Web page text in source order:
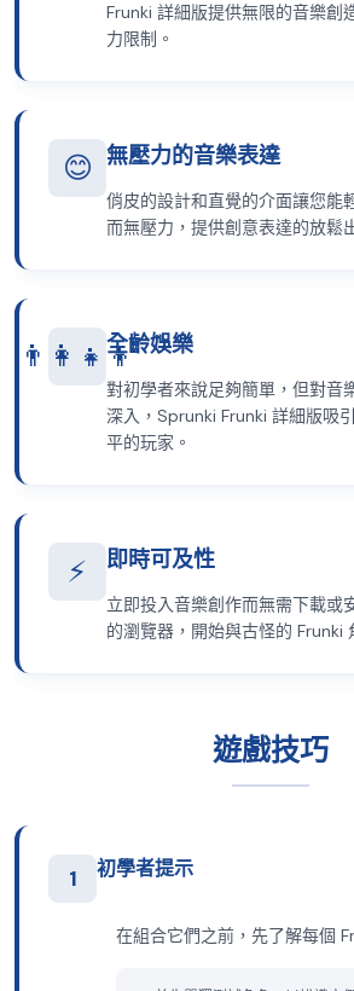
Frunki 詳細版提供無限的音樂創
力限制。
😊 無壓力的音樂表達
俏皮的設計和直覺的介面讓您能
而無壓力，提供創意表達的放鬆
👨‍👩‍👧‍👦全齡娛樂
對初學者來說足夠簡單，但對音
深入，Sprunki Frunki 詳細版吸
平的玩家。
⚡ 即時可及性
立即投入音樂創作而無需下載
的瀏覽器，開始與古怪的 Frunki
遊戲技巧
1 初學者提示
在組合它們之前，先了解每個